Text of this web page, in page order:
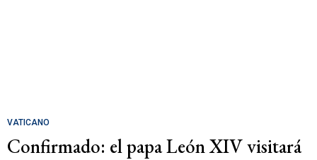
VATICANO
Confirmado: el papa León XIV visitará